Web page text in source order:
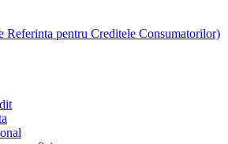
Referinta pentru Creditele Consumatorilor)